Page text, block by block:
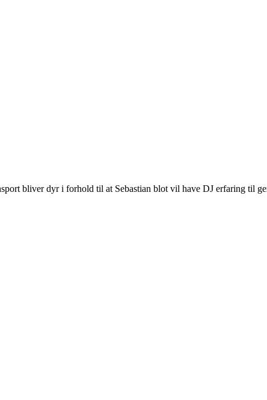
bliver dyr i forhold til at Sebastian blot vil have DJ erfaring til